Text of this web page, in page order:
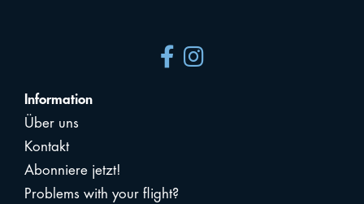
Information
Über uns
Kontakt
Abonniere jetzt!
Problems with your flight?